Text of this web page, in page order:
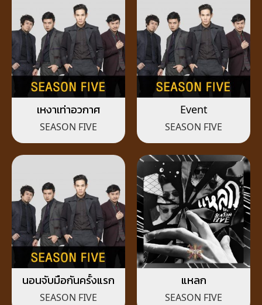
เหงาเท่าอวกาศ
SEASON FIVE
Event
SEASON FIVE
นอนจับมือกันครั้งแรก
SEASON FIVE
แหลก
SEASON FIVE